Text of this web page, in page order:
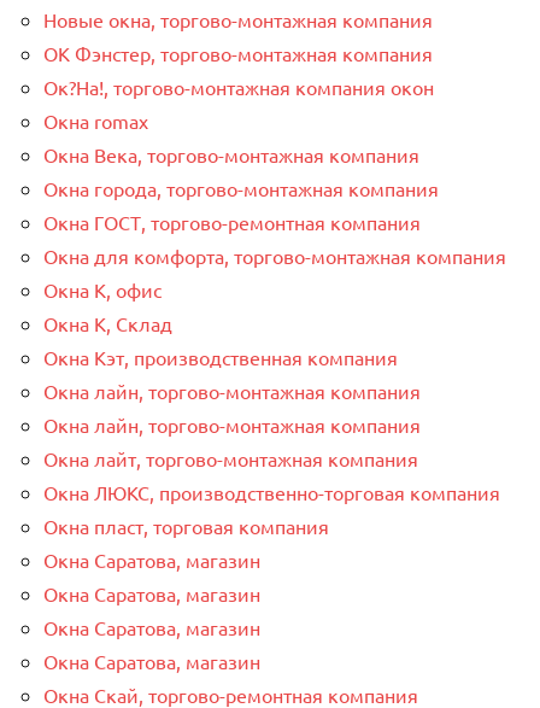
Новые окна, торгово-монтажная компания
ОК Фэнстер, торгово-монтажная компания
Ок?На!, торгово-монтажная компания окон
Окна romax
Окна Века, торгово-монтажная компания
Окна города, торгово-монтажная компания
Окна ГОСТ, торгово-ремонтная компания
Окна для комфорта, торгово-монтажная компания
Окна К, офис
Окна К, Склад
Окна Кэт, производственная компания
Окна лайн, торгово-монтажная компания
Окна лайн, торгово-монтажная компания
Окна лайт, торгово-монтажная компания
Окна ЛЮКС, производственно-торговая компания
Окна пласт, торговая компания
Окна Саратова, магазин
Окна Саратова, магазин
Окна Саратова, магазин
Окна Саратова, магазин
Окна Скай, торгово-ремонтная компания